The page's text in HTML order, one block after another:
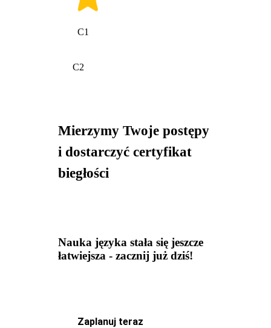
C1
C2
Mierzymy Twoje postępy
i dostarczyć certyfikat
biegłości
Nauka języka stała się jeszcze
łatwiejsza - zacznij już dziś!
Zaplanuj teraz